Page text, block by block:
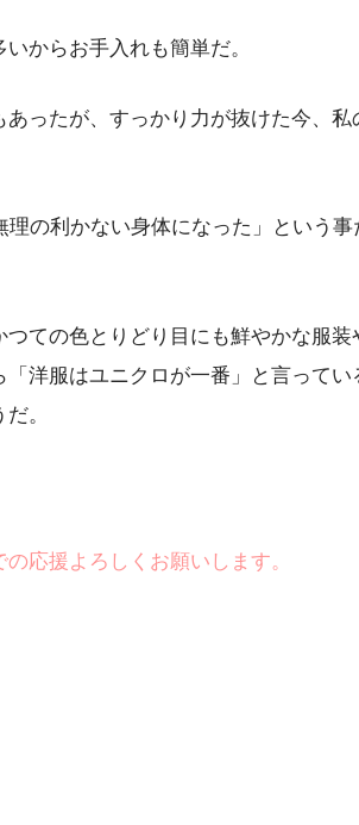
からお手入れも簡単だ。
ったが、すっかり力が抜けた今、
の利かない身体になった」という事
ての色とりどり目にも鮮やかな服
洋服はユニクロが一番」と言ってい
。
応援よろしくお願いします。